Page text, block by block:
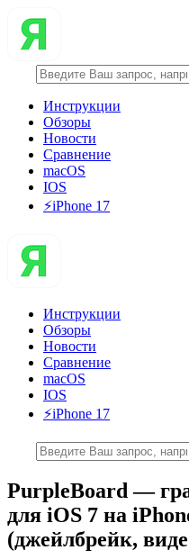
Инструкции
Обзоры
Новости
Сравнение
macOS
IOS
⚡️iPhone 17
Инструкции
Обзоры
Новости
Сравнение
macOS
IOS
⚡️iPhone 17
PurpleBoard —
для iOS 7 на
(джейлбрейк,